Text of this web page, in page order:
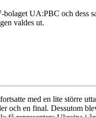
UA:PBC och dess
valdes ut.
med en lite större
och en final. Dessutom